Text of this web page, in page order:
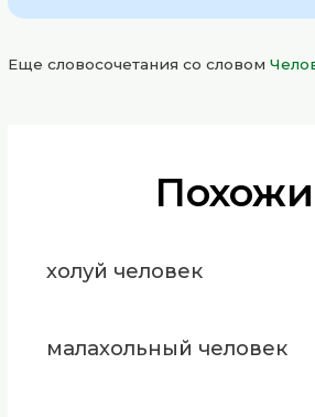
Еще словосочетания со словом
холуй человек
малахольный человек